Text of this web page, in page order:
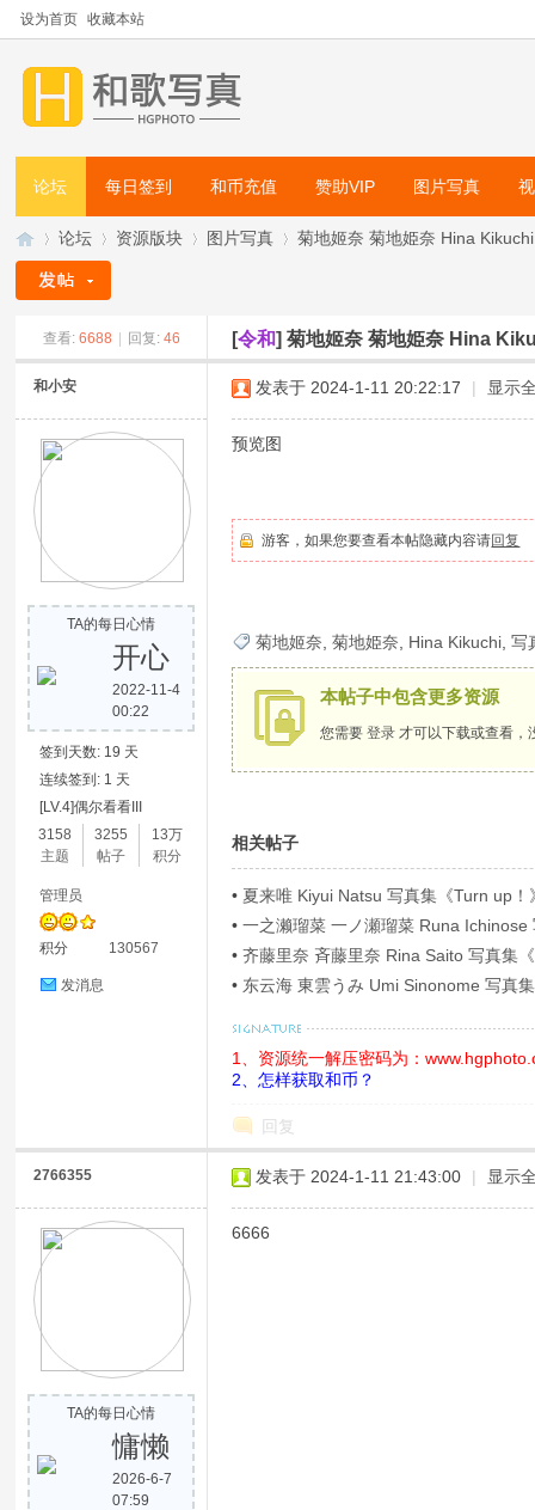
设为首页 收藏本站
论坛 每日签到 和币充值 赞助VIP 图片写真
»
论坛
›
资源版块 图片写真 菊地姬奈 菊地姫奈 Hina
查看: 6688 回复: 46 [令和]菊地姬奈 菊地姫奈 Hina
和小安
TA的每日心情
开心
2022-11-4
00:22
签到天数: 19 天
连续签到: 1 天
[LV.4]偶尔看看III
3158
主题
3255
帖子
13万
积分
管理员
积分 130567
发消息
发表于 2024-1-11 20:22:17 | 显示
预览图
游客，如果您要查看本帖隐藏内容请回复
菊地姬奈 ,菊地姫奈 Hina Kikuchi ,写
本帖子中包含更多资源
您需要登录 才可以下载或查看，
相关帖子
• 夏来唯 Kiyui Natsu 写真集《Turn up！
•一之濑瑠菜 一ノ瀬瑠菜 Runa
Ｐ！４》[54P]
•齐藤里奈 斉藤里奈 Rina Saito 写真集
• 东云海 東雲うみ Umi Sinonome 写真
1、资源统一解压密码为：
2、怎样获取和币？
回复
2766355
TA的每日心情
慵懒
2026-6-7
07:59
发表于 2024-1-11 21:43:00 | 显示
6666